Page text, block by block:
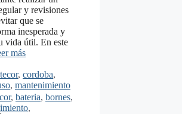
y revisiones
que se
inesperada y
vida útil. En este
más
, cordoba,
, mantenimiento
, bateria, bornes,
,